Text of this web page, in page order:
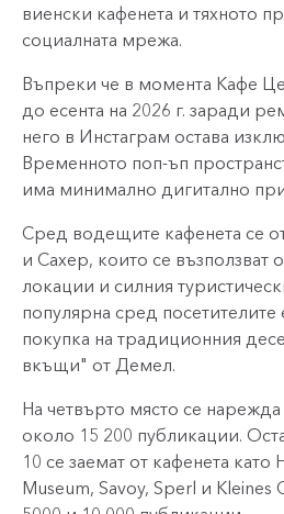
виенски кафенета и тяхното
социалната мрежа.
Въпреки че в момента Кафе
до есента на 2026 г. заради
него в Инстаграм остава
Временното поп-ъп
има минимално дигитално
Сред водещите кафенета се
и Сахер, които се възползват
локации и силния
популярна сред посетителите
покупка на традиционния
вкъщи" от Демел.
На четвърто място се
около 15 200 публикации.
10 се заемат от кафенета като
Museum, Savoy, Sperl и Kleines